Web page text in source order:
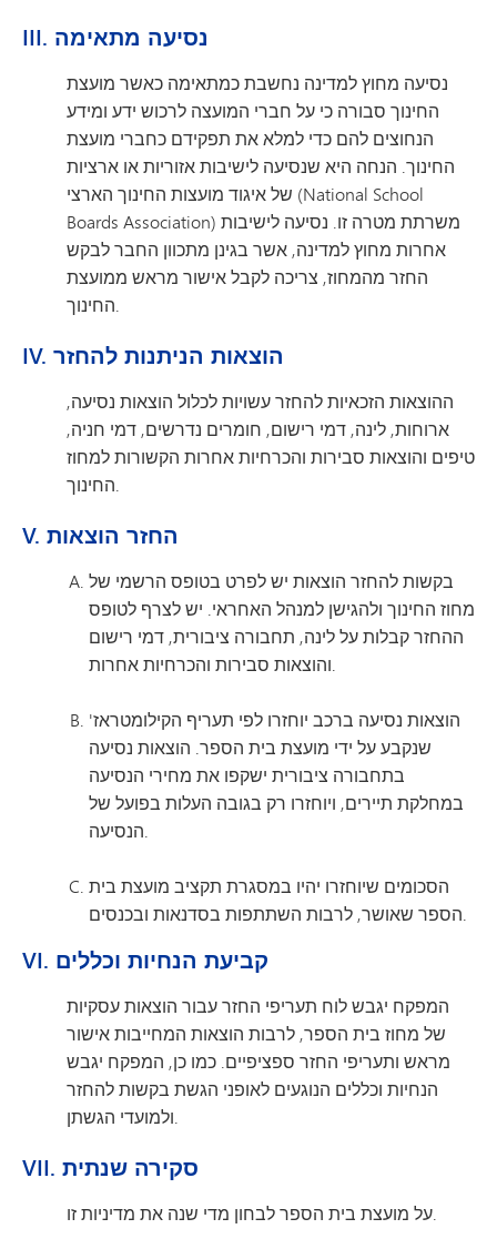
III. נסיעה מתאימה
נסיעה מחוץ למדינה נחשבת כמתאימה כאשר מועצת
החינוך סבורה כי על חברי המועצה לרכוש ידע ומידע
הנחוצים להם כדי למלא את תפקידם כחברי מועצת
החינוך. הנחה היא שנסיעה לישיבות אזוריות או ארציות
של איגוד מועצות החינוך הארצי (National School
Boards Association) משרתת מטרה זו. נסיעה לישיבות
אחרות מחוץ למדינה, אשר בגינן מתכוון החבר לבקש
החזר מהמחוז, צריכה לקבל אישור מראש ממועצת
החינוך.
IV. הוצאות הניתנות להחזר
ההוצאות הזכאיות להחזר עשויות לכלול הוצאות נסיעה,
ארוחות, לינה, דמי רישום, חומרים נדרשים, דמי חניה,
טיפים והוצאות סבירות והכרחיות אחרות הקשורות למחוז
החינוך.
V. החזר הוצאות
בקשות להחזר הוצאות יש לפרט בטופס הרשמי של
מחוז החינוך ולהגישן למנהל האחראי. יש לצרף לטופס
ההחזר קבלות על לינה, תחבורה ציבורית, דמי רישום
והוצאות סבירות והכרחיות אחרות.
הוצאות נסיעה ברכב יוחזרו לפי תעריף הקילומטראז'
שנקבע על ידי מועצת בית הספר. הוצאות נסיעה
בתחבורה ציבורית ישקפו את מחירי הנסיעה
במחלקת תיירים, ויוחזרו רק בגובה העלות בפועל של
הנסיעה.
הסכומים שיוחזרו יהיו במסגרת תקציב מועצת בית
הספר שאושר, לרבות השתתפות בסדנאות ובכנסים.
VI. קביעת הנחיות וכללים
המפקח יגבש לוח תעריפי החזר עבור הוצאות עסקיות
של מחוז בית הספר, לרבות הוצאות המחייבות אישור
מראש ותעריפי החזר ספציפיים. כמו כן, המפקח יגבש
הנחיות וכללים הנוגעים לאופני הגשת בקשות להחזר
ולמועדי הגשתן.
VII. סקירה שנתית
על מועצת בית הספר לבחון מדי שנה את מדיניות זו.